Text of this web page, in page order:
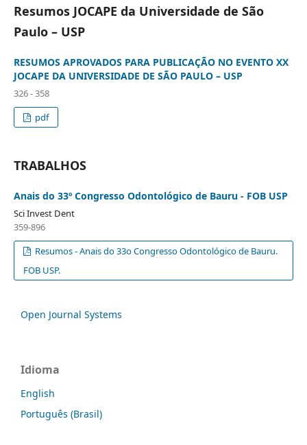
Resumos JOCAPE da Universidade de São
Paulo – USP
RESUMOS APROVADOS PARA PUBLICAÇÃO NO EVENTO XX
JOCAPE DA UNIVERSIDADE DE SÃO PAULO – USP
326 - 358
pdf
TRABALHOS
Anais do 33º Congresso Odontológico de Bauru - FOB USP
Sci Invest Dent
359-896
Resumos - Anais do 33o Congresso Odontológico de Bauru.
FOB USP.
Open Journal Systems
Idioma
English
Português (Brasil)